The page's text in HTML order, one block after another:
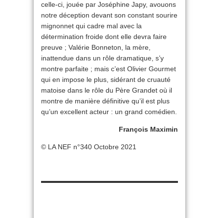
celle-ci, jouée par Joséphine Japy, avouons
notre déception devant son constant sourire
mignonnet qui cadre mal avec la
détermination froide dont elle devra faire
preuve ; Valérie Bonneton, la mère,
inattendue dans un rôle dramatique, s’y
montre parfaite ; mais c’est Olivier Gourmet
qui en impose le plus, sidérant de cruauté
matoise dans le rôle du Père Grandet où il
montre de manière définitive qu’il est plus
qu’un excellent acteur : un grand comédien.
François Maximin
© LA NEF n°340 Octobre 2021